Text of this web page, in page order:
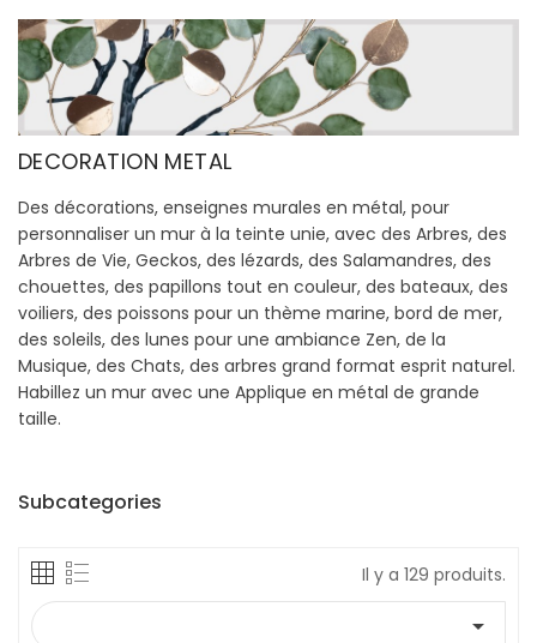
DECORATION METAL
Des décorations, enseignes murales en métal, pour
personnaliser un mur à la teinte unie, avec des Arbres, des
Arbres de Vie, Geckos, des lézards, des Salamandres, des
chouettes, des papillons tout en couleur, des bateaux, des
voiliers, des poissons pour un thème marine, bord de mer,
des soleils, des lunes pour une ambiance Zen, de la
Musique, des Chats, des arbres grand format esprit naturel.
Habillez un mur avec une Applique en métal de grande
taille.
Subcategories
Il y a 129 produits.
